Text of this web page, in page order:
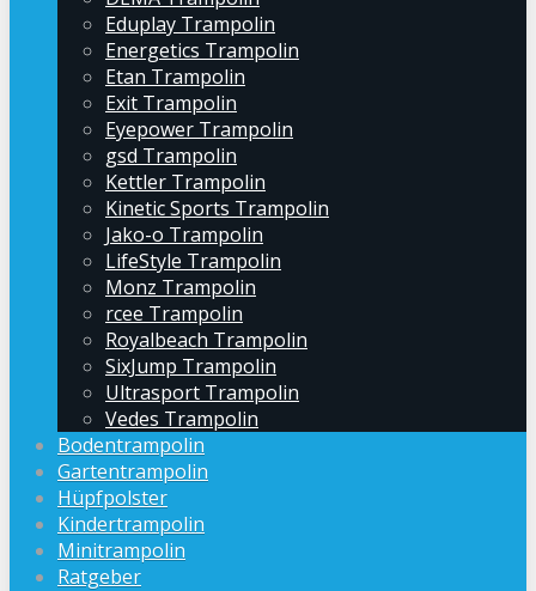
Eduplay Trampolin
Energetics Trampolin
Etan Trampolin
Exit Trampolin
Eyepower Trampolin
gsd Trampolin
Kettler Trampolin
Kinetic Sports Trampolin
Jako-o Trampolin
LifeStyle Trampolin
Monz Trampolin
rcee Trampolin
Royalbeach Trampolin
SixJump Trampolin
Ultrasport Trampolin
Vedes Trampolin
Bodentrampolin
Gartentrampolin
Hüpfpolster
Kindertrampolin
Minitrampolin
Ratgeber